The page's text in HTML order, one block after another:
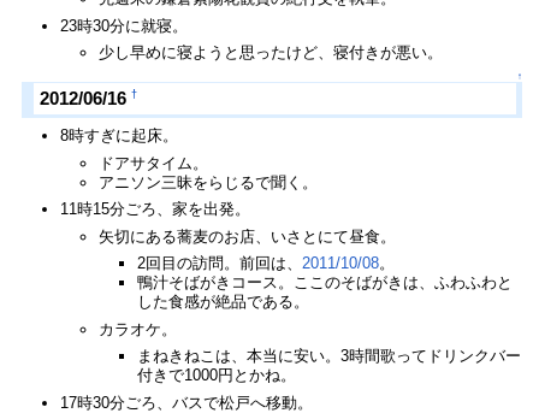
23時30分に就寝。
少し早めに寝ようと思ったけど、寝付きが悪い。
↑
2012/06/16 †
8時すぎに起床。
ドアサタイム。
アニソン三昧をらじるで聞く。
11時15分ごろ、家を出発。
矢切にある蕎麦のお店、いさとにて昼食。
2回目の訪問。前回は、2011/10/08。
鴨汁そばがきコース。ここのそばがきは、ふわふわと
した食感が絶品である。
カラオケ。
まねきねこは、本当に安い。3時間歌ってドリンクバー
付きで1000円とかね。
17時30分ごろ、バスで松戸へ移動。